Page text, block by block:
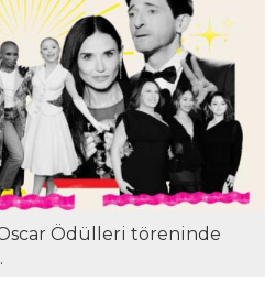
Ödülleri töreninde